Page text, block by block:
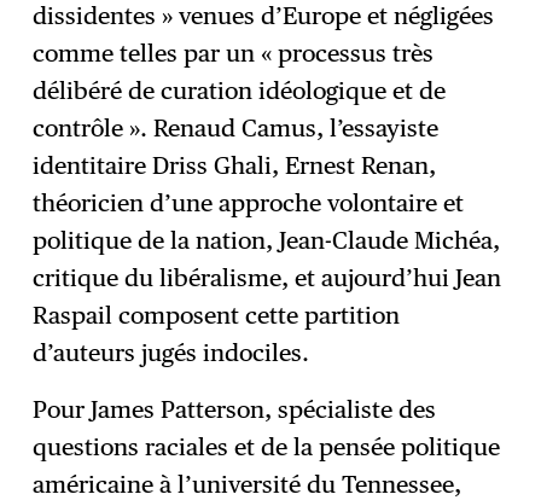
dissidentes » venues d’Europe et négligées
comme telles par un « processus très
délibéré de curation idéologique et de
contrôle ». Renaud Camus, l’essayiste
identitaire Driss Ghali, Ernest Renan,
théoricien d’une approche volontaire et
politique de la nation, Jean-Claude Michéa,
critique du libéralisme, et aujourd’hui Jean
Raspail composent cette partition
d’auteurs jugés indociles.
Pour James Patterson, spécialiste des
questions raciales et de la pensée politique
américaine à l’université du Tennessee,